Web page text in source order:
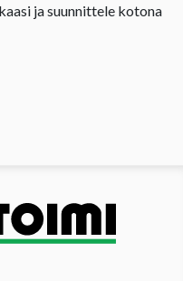
ja suunnittele kotona